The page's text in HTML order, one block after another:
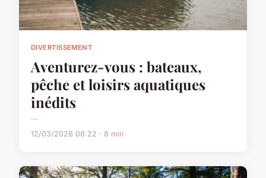
DIVERTISSEMENT
Aventurez-vous : bateaux,
pêche et loisirs aquatiques
inédits
...
12/03/2026 08:22 · 8 min